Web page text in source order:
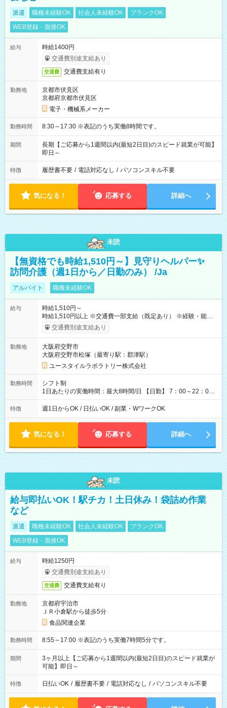
派遣 職種未経験OK 社会人未経験OK
ブランクOK
WEB登録・面接OK
給与
時給1400円
交通費別途支給あり
交通費 交通費支給有り
勤務地
京都市伏見区
京都府京都市伏見区
電子・機械系メーカー
勤務時間 8:30～17:30 ※表記のうち実働8時間です。
期間
長期【ご応募から1週間以内(最短2日目)のスピード就業が可能】
即日～
特徴 履歴書不要 / 電話対応なし / パソコンスキル不要
気になる！ 応募する 詳細へ
未読
【無資格でも時給1,510円～】見守りヘルパー✨
訪問介護（週1日から／日勤のみ） /Ja
アルバイト 職種未経験OK
給与
時給1,510円～
時給1,510円以上 ※交通費一部支給（既定あり） ※経験・能力を
考慮して決定します 【収入例】 週1回勤務の場合：1,510円×8時
間×4回=4万8,320円 週3回勤務の場合：1,510円×8時間×12回
1,600円 【試用期間】試用期間あり 試用期間の長さ：2ヶ月
※ 雇用形態と給与に、本採用時と異なる部分があります。 雇用
形態：本採用時と同じです。 給与：時給 1,180円以上
交通費別途支給あり
勤務地
大阪府交野市
大阪府交野市松塚（最寄り駅：郡津駅）
ユースタイルラボラトリー株式会社
勤務時間
シフト制
1日あたりの実働時間：最大8時間/日 【日勤】 7：00～22：00
の間で4～8時間勤務（休憩時間は法定通り） ※週1日～OK ／ 1
日4時間から勤務OK ／ 夜勤なし ＊＊ 勤務時間例 ＊＊ ■7時
変動 ※曜日固定（毎週同じ曜日勤務）
特徴 週1日からOK / 日払いOK / 副業・WワークOK
気になる！ 応募する 詳細へ
未読
給与即払いOK！駅チカ！土日休み！袋詰め作業
など
派遣 職種未経験OK 社会人未経験OK
ブランクOK
WEB登録・面接OK
給与
時給1250円
交通費別途支給あり
交通費 交通費支給有り
勤務地
京都府宇治市
ＪＲ小倉駅から徒歩5分
食品関連企業
勤務時間 8:55～17:00 ※表記のうち実働7時間5分です。
期間
3ヶ月以上【ご応募から1週間以内(最短2日目)のスピード就業が
可能】即日～
特徴 日払いOK / 履歴書不要 / 電話対応なし / パソコンスキル不要